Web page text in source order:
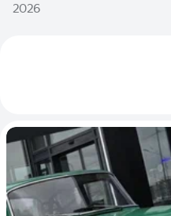
2026